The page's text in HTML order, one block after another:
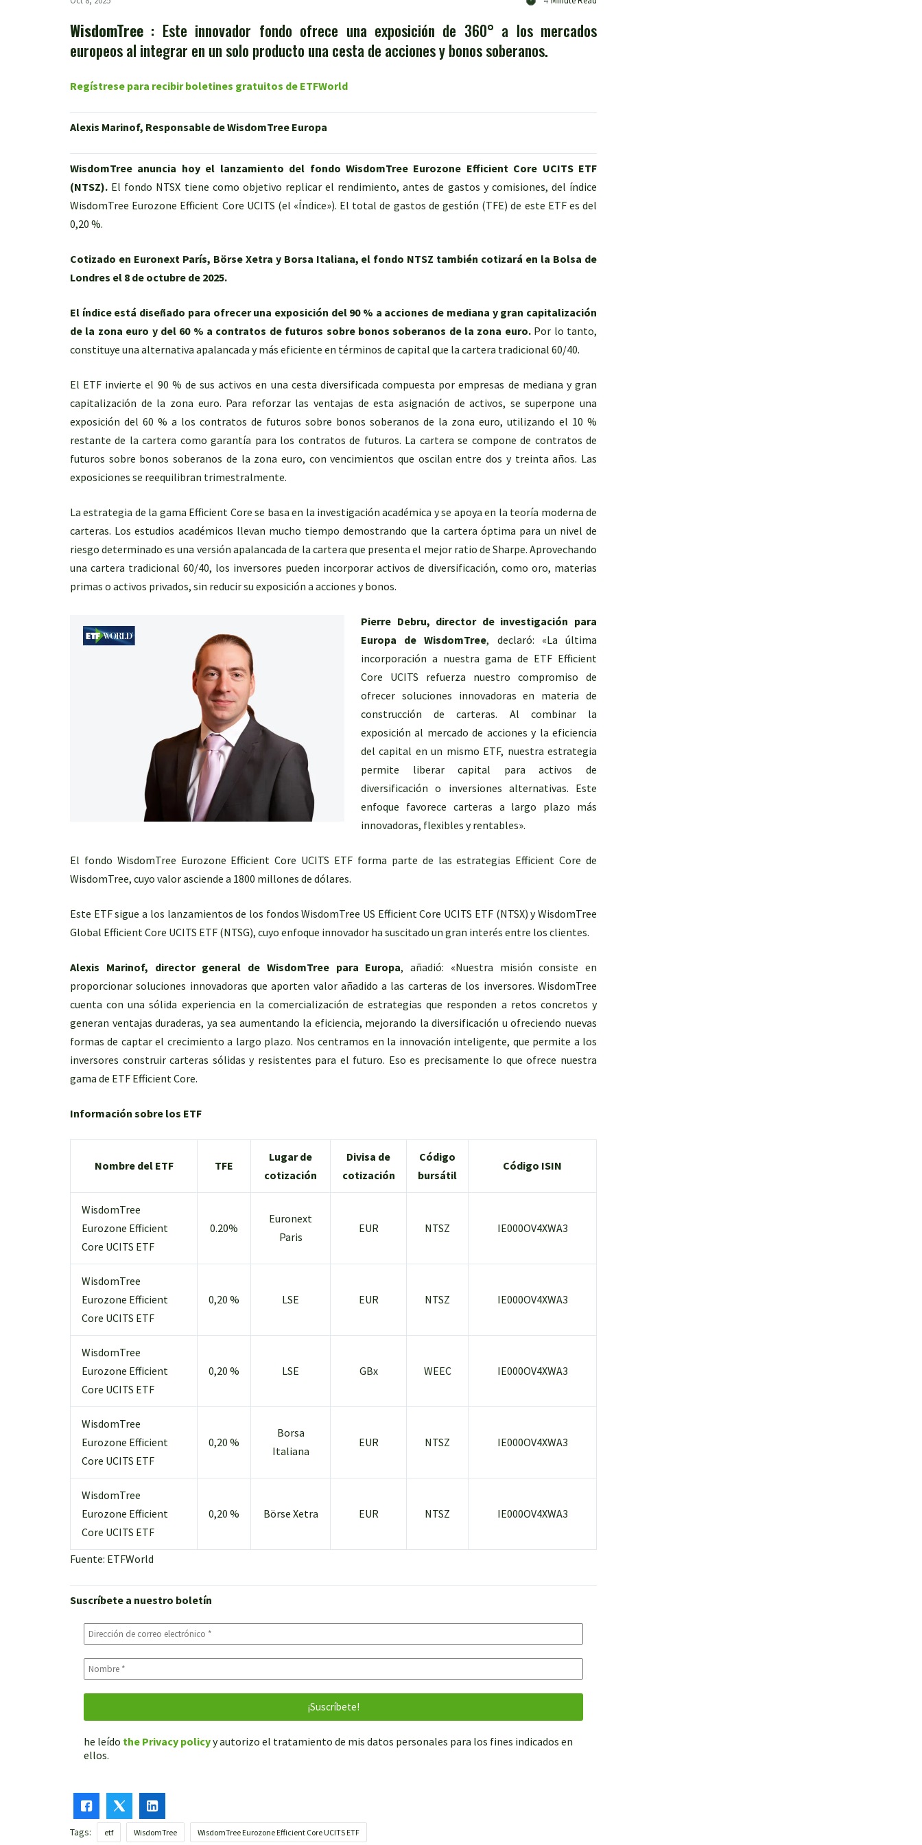
WisdomTree : Este innovador fondo ofrece una exposición de 360° a los mercados
europeos al integrar en un solo producto una cesta de acciones y bonos soberanos.
Regístrese para recibir boletines gratuitos de ETFWorld
Alexis Marinof, Responsable de WisdomTree Europa
WisdomTree anuncia hoy el lanzamiento del fondo WisdomTree Eurozone Efficient Core UCITS ETF
(NTSZ). El fondo NTSX tiene como objetivo replicar el rendimiento, antes de gastos y comisiones, del índice
WisdomTree Eurozone Efficient Core UCITS (el «Índice»). El total de gastos de gestión (TFE) de este ETF es del
0,20 %.
Cotizado en Euronext París, Börse Xetra y Borsa Italiana, el fondo NTSZ también cotizará en la Bolsa de
Londres el 8 de octubre de 2025.
El índice está diseñado para ofrecer una exposición del 90 % a acciones de mediana y gran capitalización
de la zona euro y del 60 % a contratos de futuros sobre bonos soberanos de la zona euro.Por lo tanto,
constituye una alternativa apalancada y más eficiente en términos de capital que la cartera tradicional 60/40.
El ETF invierte el 90 % de sus activos en una cesta diversificada compuesta por empresas de mediana y gran
capitalización de la zona euro. Para reforzar las ventajas de esta asignación de activos, se superpone una
exposición del 60 % a los contratos de futuros sobre bonos soberanos de la zona euro, utilizando el 10 %
restante de la cartera como garantía para los contratos de futuros. La cartera se compone de contratos de
futuros sobre bonos soberanos de la zona euro, con vencimientos que oscilan entre dos y treinta años. Las
exposiciones se reequilibran trimestralmente.
La estrategia de la gama Efficient Core se basa en la investigación académica y se apoya en la teoría moderna de
carteras. Los estudios académicos llevan mucho tiempo demostrando que la cartera óptima para un nivel de
riesgo determinado es una versión apalancada de la cartera que presenta el mejor ratio de Sharpe. Aprovechando
una cartera tradicional 60/40, los inversores pueden incorporar activos de diversificación, como oro, materias
primas o activos privados, sin reducir su exposición a acciones y bonos.
Pierre Debru, director de investigación para
Europa de WisdomTree, declaró: «La última
incorporación a nuestra gama de ETF Efficient
Core UCITS refuerza nuestro compromiso de
ofrecer soluciones innovadoras en materia de
construcción de carteras. Al combinar la
exposición al mercado de acciones y la eficiencia
del capital en un mismo ETF, nuestra estrategia
permite liberar capital para activos de
diversificación o inversiones alternativas. Este
enfoque favorece carteras a largo plazo más
innovadoras, flexibles y rentables».
El fondo WisdomTree Eurozone Efficient Core UCITS ETF forma parte de las estrategias Efficient Core de
WisdomTree, cuyo valor asciende a 1800 millones de dólares.
Este ETF sigue a los lanzamientos de los fondos WisdomTree US Efficient Core UCITS ETF (NTSX) y WisdomTree
Global Efficient Core UCITS ETF (NTSG), cuyo enfoque innovador ha suscitado un gran interés entre los clientes.
Alexis Marinof, director general de WisdomTree para Europa, añadió: «Nuestra misión consiste en
proporcionar soluciones innovadoras que aporten valor añadido a las carteras de los inversores. WisdomTree
cuenta con una sólida experiencia en la comercialización de estrategias que responden a retos concretos y
generan ventajas duraderas, ya sea aumentando la eficiencia, mejorando la diversificación u ofreciendo nuevas
formas de captar el crecimiento a largo plazo. Nos centramos en la innovación inteligente, que permite a los
inversores construir carteras sólidas y resistentes para el futuro. Eso es precisamente lo que ofrece nuestra
gama de ETF Efficient Core.
Información sobre los ETF
Nombre del ETF TFE
Lugar de
cotización
Divisa de
cotización
Código
bursátil
Código ISIN
WisdomTree
Eurozone Efficient
Core UCITS ETF
0.20%
Euronext
Paris
EUR NTSZ IE000OV4XWA3
WisdomTree
Eurozone Efficient
Core UCITS ETF
0,20 % LSE EUR NTSZ IE000OV4XWA3
WisdomTree
Eurozone Efficient
Core UCITS ETF
0,20 % LSE GBx WEEC IE000OV4XWA3
WisdomTree
Eurozone Efficient
Core UCITS ETF
0,20 %
Borsa
Italiana
EUR NTSZ IE000OV4XWA3
WisdomTree
Eurozone Efficient
Core UCITS ETF
0,20 % Börse Xetra EUR NTSZ IE000OV4XWA3
Fuente: ETFWorld
Suscríbete a nuestro boletín
he leído the Privacy policyy autorizo el tratamiento de mis datos personales para los fines indicados en
ellos.
Tags: etf WisdomTree WisdomTree Eurozone Efficient Core UCITS ETF